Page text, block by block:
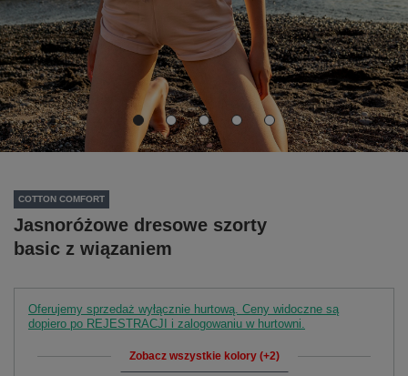
COTTON COMFORT
Jasnoróżowe dresowe szorty
basic z wiązaniem
Oferujemy sprzedaż wyłącznie hurtową. Ceny widoczne są
dopiero po REJESTRACJI i zalogowaniu w hurtowni.
Zobacz wszystkie kolory (+2)